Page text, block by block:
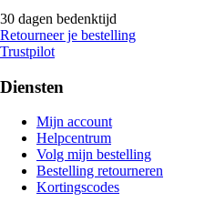
30 dagen bedenktijd
Retourneer je bestelling
Trustpilot
Diensten
Mijn account
Helpcentrum
Volg mijn bestelling
Bestelling retourneren
Kortingscodes